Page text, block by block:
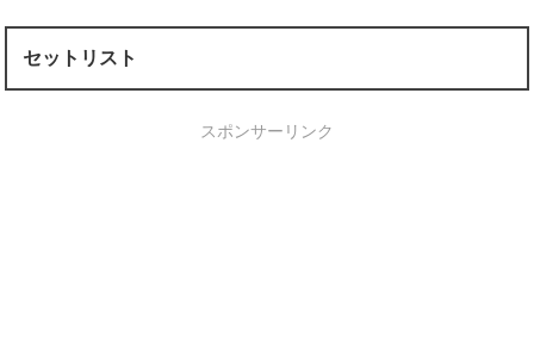
セットリスト
スポンサーリンク